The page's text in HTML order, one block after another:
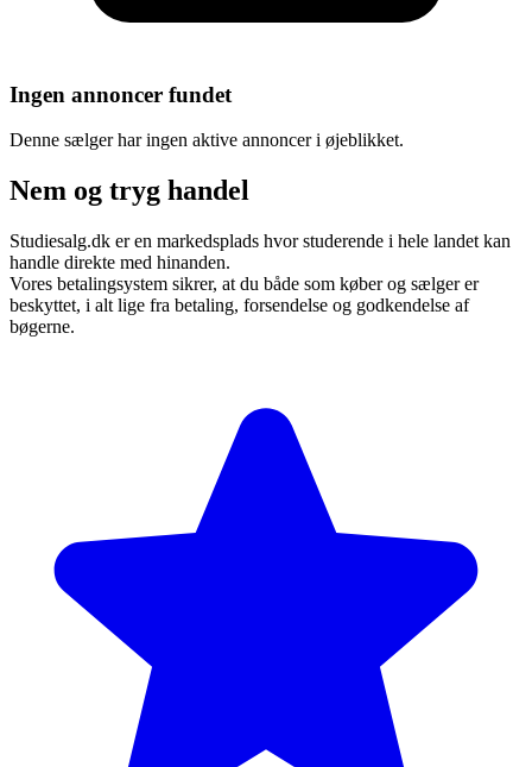
Ingen annoncer fundet
Denne sælger har ingen aktive annoncer i øjeblikket.
Nem og tryg handel
Studiesalg.dk er en markedsplads hvor studerende i hele landet kan
handle direkte med hinanden.
Vores betalingsystem sikrer, at du både som køber og sælger er
beskyttet, i alt lige fra betaling, forsendelse og godkendelse af
bøgerne.